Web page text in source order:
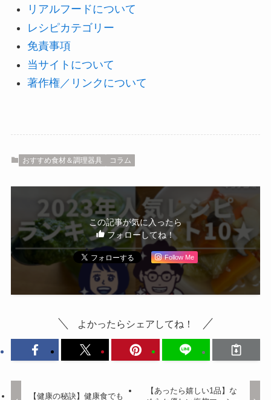
リアルフードについて
レシピカテゴリー
免責事項
当サイトについて
著作権／リンクについて
おすすめ食材＆調理器具 コラム
この記事が気に入ったら
フォローしてね！
Follow Me
よかったらシェアしてね！
【健康の秘訣】健康食でも
【あったら嬉しい1品】な